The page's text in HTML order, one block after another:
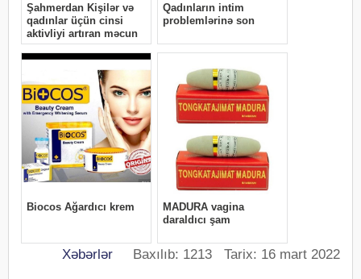
Xəbərlər Baxılıb: 1213 Tarix: 16 mart 2022